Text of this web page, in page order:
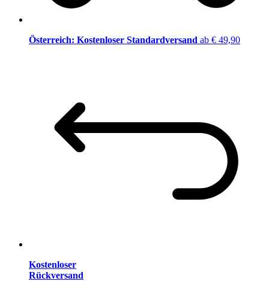
Österreich: Kostenloser Standardversand ab € 49,90
Kostenloser
Rückversand